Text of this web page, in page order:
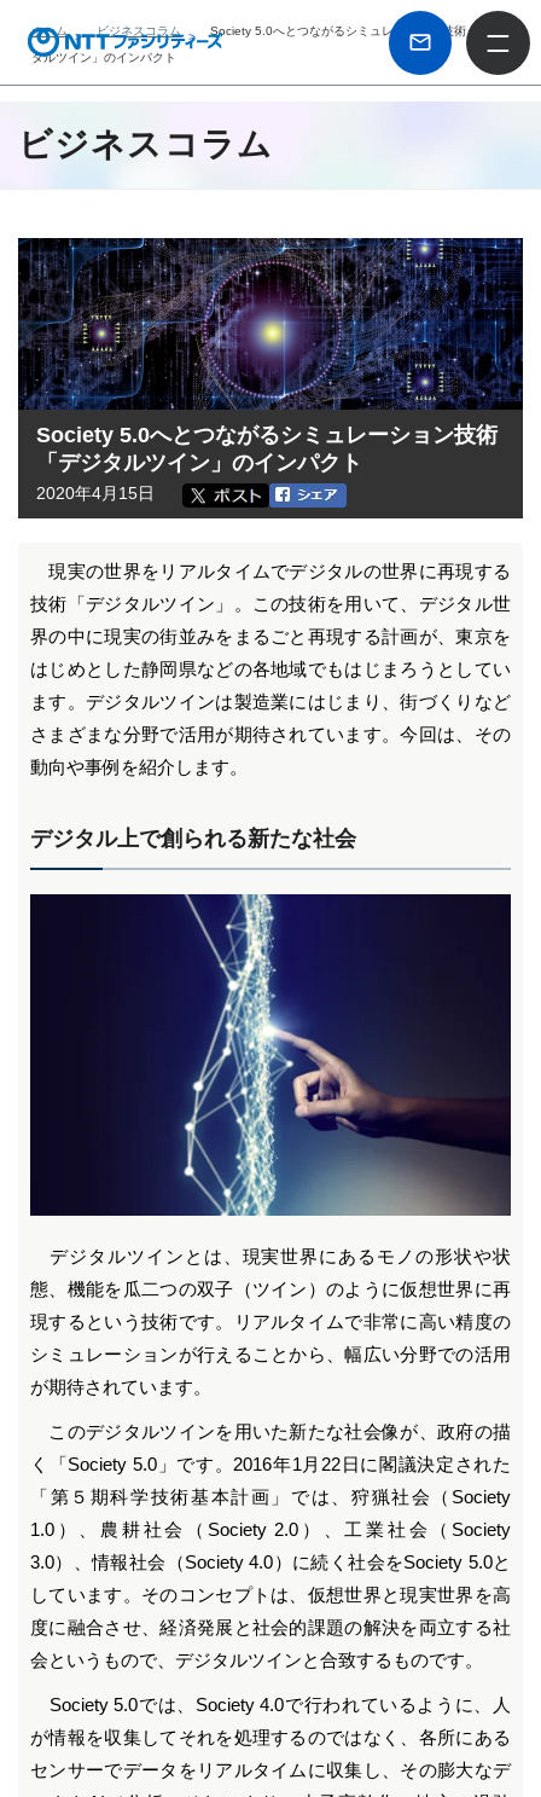
ホーム ビジネスコラム
Society 5.0へとつながるシミュレーション技術「デジ
タルツイン」のインパクト
ビジネスコラム
Society 5.0へとつながるシミュレーション技術
「デジタルツイン」のインパクト
2020年4月15日
現実の世界をリアルタイムでデジタルの世界に再現する
技術「デジタルツイン」。この技術を用いて、デジタル世
界の中に現実の街並みをまるごと再現する計画が、東京を
はじめとした静岡県などの各地域でもはじまろうとしてい
ます。デジタルツインは製造業にはじまり、街づくりなど
さまざまな分野で活用が期待されています。今回は、その
動向や事例を紹介します。
デジタル上で創られる新たな社会
デジタルツインとは、現実世界にあるモノの形状や状
態、機能を瓜二つの双子（ツイン）のように仮想世界に再
現するという技術です。リアルタイムで非常に高い精度の
シミュレーションが行えることから、幅広い分野での活用
が期待されています。
このデジタルツインを用いた新たな社会像が、政府の描
く「Society 5.0」です。2016年1月22日に閣議決定された
「第５期科学技術基本計画」では、狩猟社会（Society
1.0）、農耕社会（Society 2.0）、工業社会（Society
3.0）、情報社会（Society 4.0）に続く社会をSociety 5.0と
しています。そのコンセプトは、仮想世界と現実世界を高
度に融合させ、経済発展と社会的課題の解決を両立する社
会というもので、デジタルツインと合致するものです。
Society 5.0では、Society 4.0で行われているように、人
が情報を収集してそれを処理するのではなく、各所にある
センサーでデータをリアルタイムに収集し、その膨大なデ